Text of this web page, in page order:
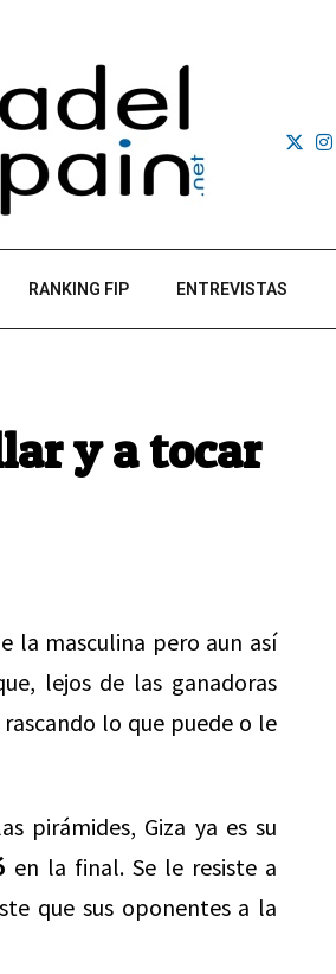
RANKING FIP ENTREVISTAS
y a tocar
la masculina pero aun así
lejos de las ganadoras
lo que puede o le
pirámides, Giza ya es su
en la final. Se le resiste a
que sus oponentes a la